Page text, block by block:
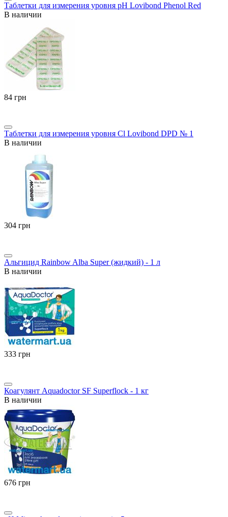
Таблетки для измерения уровня pH Lovibond Phenol Red
В наличии
‍84‍ грн
Таблетки для измерения уровня Cl Lovibond DPD № 1
В наличии
‍304‍ грн
Альгицид Rainbow Alba Super (жидкий) - 1 л
В наличии
‍333‍ грн
Коагулянт Aquadoctor SF Superflock - 1 кг
В наличии
‍676‍ грн